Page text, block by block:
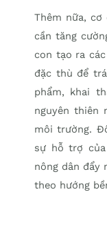
Thêm nữa,
cần tăng
con tạo ra
đặc thù để
phẩm, khai
nguyên thiên
môi trường.
sự hỗ trợ
nông dân đẩy
theo hướng